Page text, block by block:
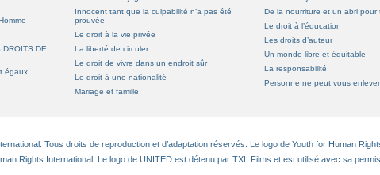
DE
égaux
Innocent tant que la culpabilité n’a pas été
prouvée
Le droit à la vie privée
La liberté de circuler
Le droit de vivre dans un endroit sûr
Le droit à une nationalité
Mariage et famille
De la nourriture et un abri pour
Le droit à l’éducation
Les droits d’auteur
Un monde libre et équitable
La responsabilité
Personne ne peut vous
Tous droits de reproduction et d’adaptation réservés. Le logo de Youth for Human
Rights International. Le logo de UNITED est détenu par TXL Films et est utilisé avec sa